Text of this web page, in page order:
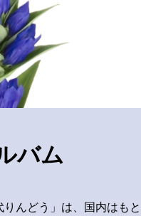
バム
りんどう」は、国内はも